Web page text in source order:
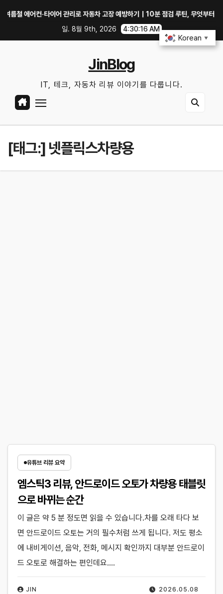
에어컨·타이어 관리로 자동차 고장 예방하기｜10분 점검 루틴, 무엇부터 확인할까
일. 8월 9th, 2026
4:30:17 AM
JinBlog
IT, 테크, 자동차 리뷰 이야기를 다룹니다.
[태그:] 넷플릭스차량용
유튜브 리뷰 요약
엠스틱3 리뷰, 안드로이드 오토가 차량용 태블릿
으로 바뀌는 순간
2026.05.08
JIN
이 글은 약 5 분 정도면 읽을 수 있습니다.차를 오래 타다 보
면 안드로이드 오토는 거의 필수처럼 쓰게 됩니다. 저도 평소
에 내비게이션, 음악, 전화, 메시지 확인까지 대부분 안드로이
드 오토로 해결하는 편인데요.…
Korean ▼